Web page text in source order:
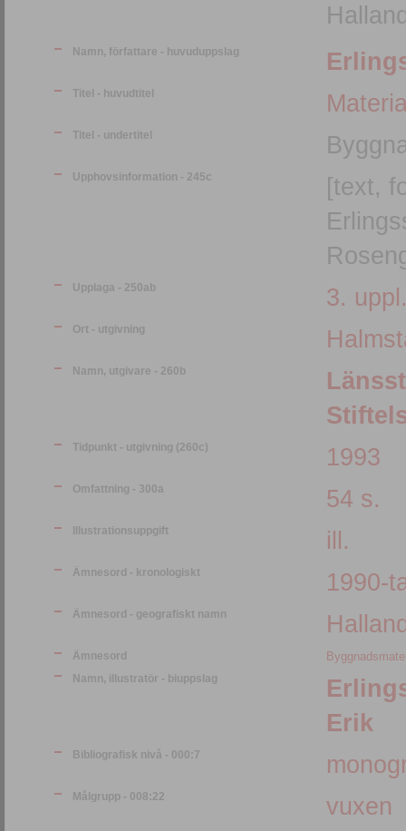
Namn, författare - huvuduppslag
Titel - huvudtitel
Titel - undertitel
Upphovsinformation - 245c
[text,
Upplaga - 250ab 3.
Ort - utgivning
Namn, utgivare - 260b
Tidpunkt - utgivning (260c) 1993
Omfattning - 300a 54 s.
Illustrationsuppgift ill.
Ämnesord - kronologiskt 1990-
Ämnesord - geografiskt namn
Ämnesord
Namn, illustratör - biuppslag
Erik
Bibliografisk nivå - 000:7
Målgrupp - 008:22 vuxen